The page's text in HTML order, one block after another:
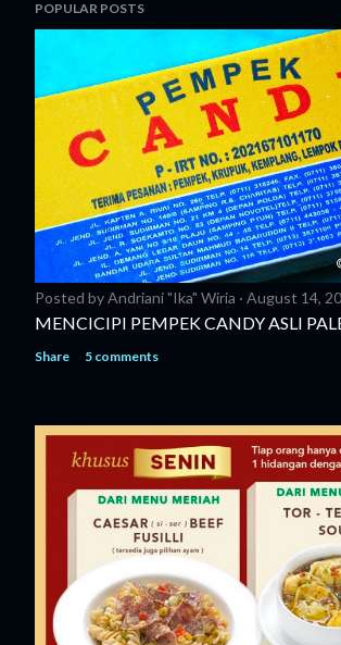
POPULAR POSTS
Posted byAndriani "Ika" Wiria August 14,
MENCICIPI PEMPEK CANDY ASLI
Share 5 comments